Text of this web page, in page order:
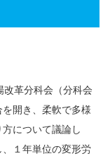
革分科会（分科会
開き、柔軟で多様
について議論し
１年単位の変形労